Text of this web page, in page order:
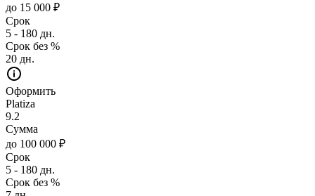
до 15 000 ₽
Срок
5 - 180 дн.
Срок без %
20 дн.
Оформить
Platiza
9.2
Сумма
до 100 000 ₽
Срок
5 - 180 дн.
Срок без %